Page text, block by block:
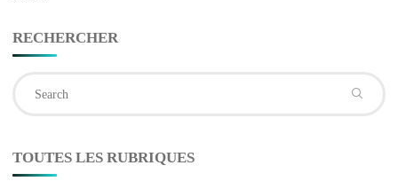
RECHERCHER
TOUTES LES RUBRIQUES